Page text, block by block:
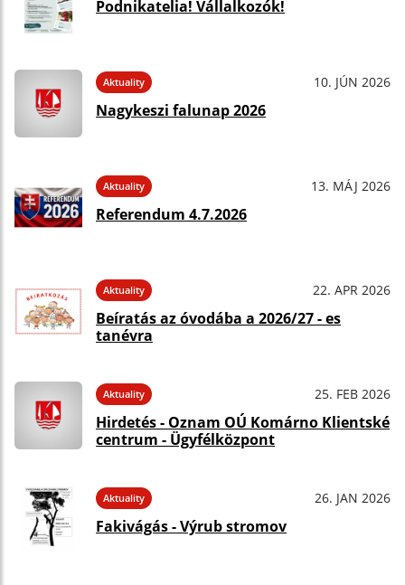
Podnikatelia! Vállalkozók!
Aktuality 10. JÚN 2026
Nagykeszi falunap 2026
Aktuality 13. MÁJ 2026
Referendum 4.7.2026
Aktuality 22. APR 2026
Beíratás az óvodába a 2026/27 - es
tanévra
Aktuality 25. FEB 2026
Hirdetés - Oznam OÚ Komárno Klientské
centrum - Ügyfélközpont
Aktuality 26. JAN 2026
Fakivágás - Výrub stromov